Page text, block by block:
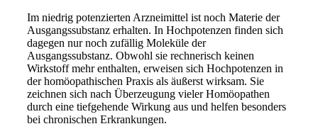
Im niedrig potenzierten Arzneimittel ist noch Materie der
Ausgangssubstanz erhalten. In Hochpotenzen finden sich
dagegen nur noch zufällig Moleküle der
Ausgangssubstanz. Obwohl sie rechnerisch keinen
Wirkstoff mehr enthalten, erweisen sich Hochpotenzen in
der homöopathischen Praxis als äußerst wirksam. Sie
zeichnen sich nach Überzeugung vieler Homöopathen
durch eine tiefgehende Wirkung aus und helfen besonders
bei chronischen Erkrankungen.